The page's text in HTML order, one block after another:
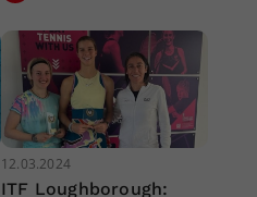
12.03.2024
ITF Loughborough: